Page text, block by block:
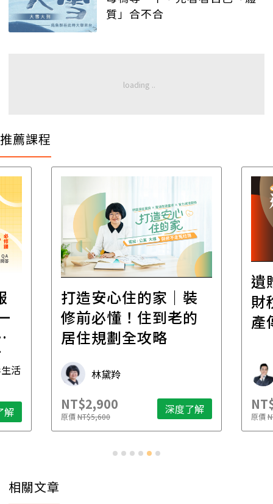
質」合不合
推薦課程
活
解
打造安心住的家｜裝
修前必懂！住到老的
居住規劃全攻略
林黛羚
NT$2,900
原價NT$5,600 深度了解
遺
財
產
原價
相關文章